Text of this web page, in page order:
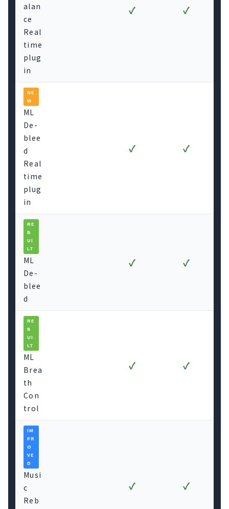
alan
ce
Real
time
plug
in
✓ ✓
NE
W
ML
De-
blee
d
Real
time
plug
in
✓ ✓
RE
B
UI
LT
ML
De-
blee
d
✓ ✓
RE
B
UI
LT
ML
Brea
th
Con
trol
✓ ✓
IM
PR
O
VE
D
Musi
c
Reb
✓ ✓